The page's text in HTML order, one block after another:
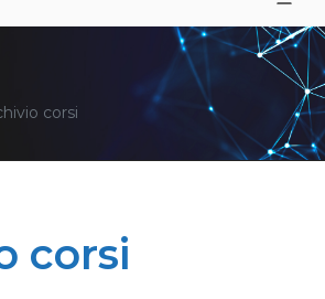
corsi
corsi